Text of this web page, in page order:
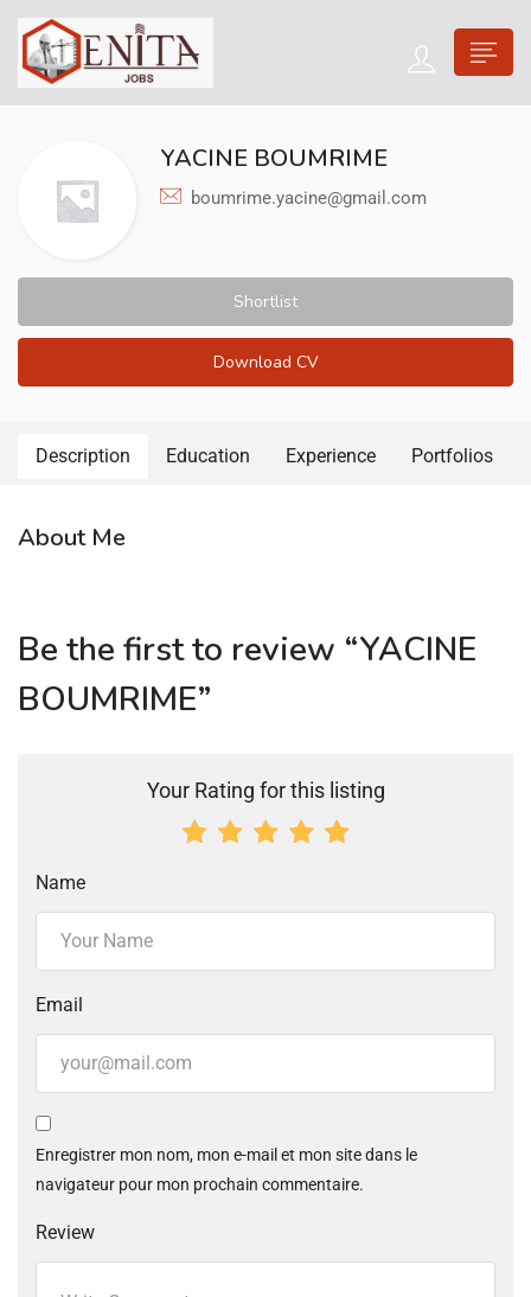
YACINE BOUMRIME
boumrime.yacine@gmail.com
Shortlist
Download CV
Description Education Experience Portfolios
About Me
Be the first to review “YACINE
BOUMRIME”
Your Rating for this listing
Name
Email
Enregistrer mon nom, mon e-mail et mon site dans le
navigateur pour mon prochain commentaire.
Review